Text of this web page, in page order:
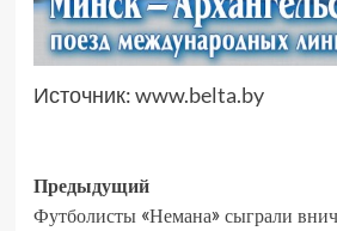
Источник:www.belta.by
Предыдущий
Футболисты «Немана» сыграли